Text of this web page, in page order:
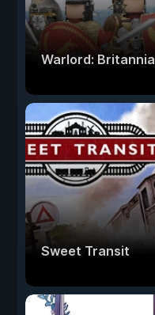
Warlord: Britannia
Sweet Transit